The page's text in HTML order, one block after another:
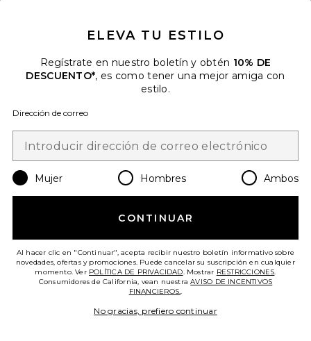
¡TENDENCIAS AHORA!
BOLSO TOTE FELINE TOTE
Verve Culture
$70
Favorite BOLSO BROOKLYN
ELEVA TU ESTILO
Regístrate en nuestro boletín y obtén 10% DE
DESCUENTO*, es como tener una mejor amiga con
estilo.
Dirección de correo
Mujer Hombres Ambos
CONTINUAR
Al hacer clic en "Continuar", acepta recibir nuestro boletín informativo sobre
novedades, ofertas y promociones. Puede cancelar su suscripción en cualquier
momento. Ver POLÍTICA DE PRIVACIDAD. Mostrar RESTRICCIONES.
Consumidores de California, vean nuestraAVISO DE INCENTIVOS
FINANCIEROS..
No gracias, prefiero continuar